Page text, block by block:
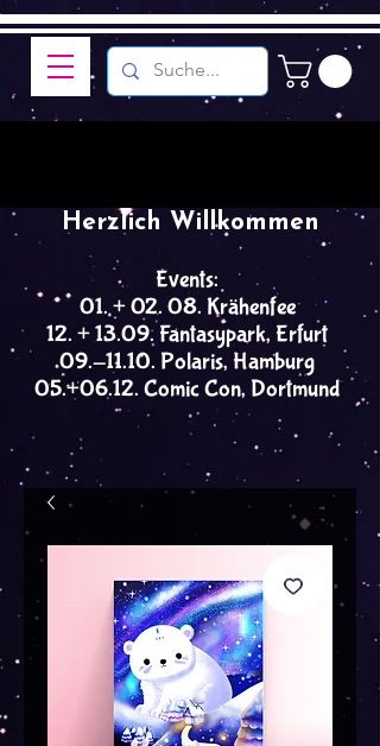
Events:
01. + 02. 08. Krähenfee
12. + 13.09. Fantasypark, Erfurt
09.-11.10. Polaris, Hamburg
05.+06.12. Comic Con, Dortmund
Herzlich Willkommen